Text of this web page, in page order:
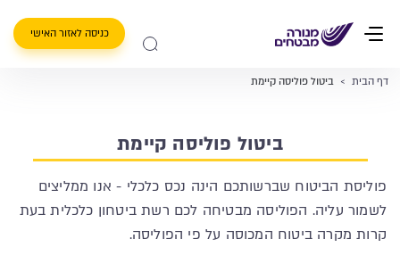
כניסה לאזור האישי
דף הבית > ביטול פוליסה קיימת
ביטול פוליסה קיימת
פוליסת הביטוח שברשותכם הינה נכס כלכלי - אנו ממליצים
לשמור עליה. הפוליסה מבטיחה לכם רשת ביטחון כלכלית בעת
קרות מקרה ביטוח המכוסה על פי הפוליסה.